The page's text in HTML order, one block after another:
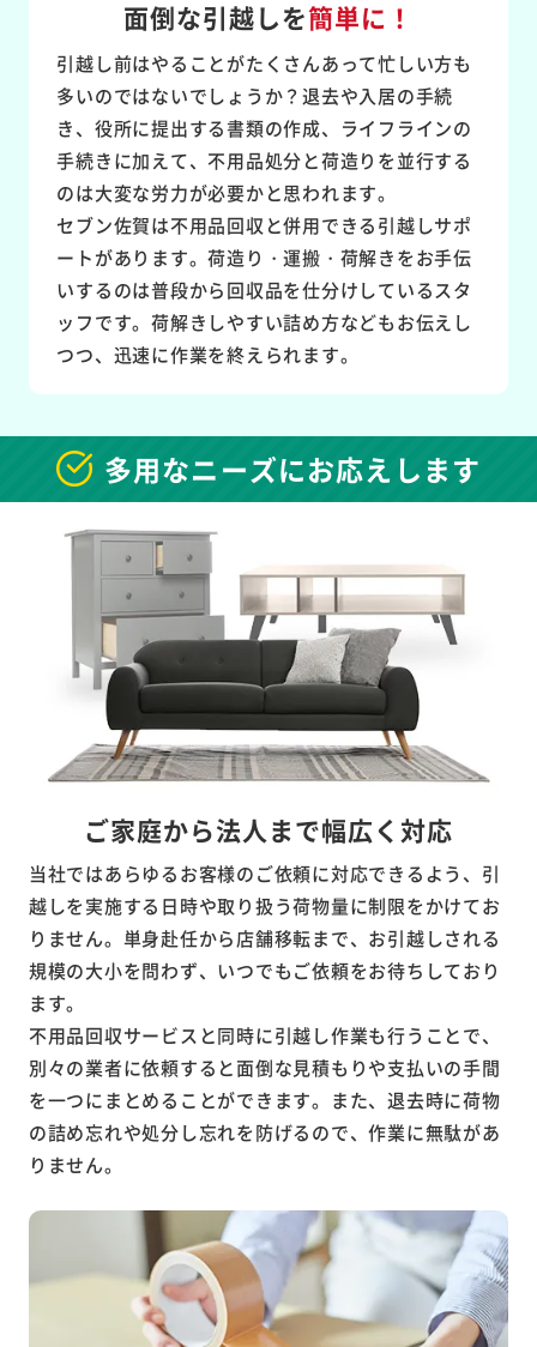
面倒な引越しを簡単に！
引越し前はやることがたくさんあって忙しい方も
多いのではないでしょうか？退去や入居の手続
き、役所に提出する書類の作成、ライフラインの
手続きに加えて、不用品処分と荷造りを並行する
のは大変な労力が必要かと思われます。
セブン佐賀は不用品回収と併用できる引越しサポ
ートがあります。荷造り・運搬・荷解きをお手伝
いするのは普段から回収品を仕分けしているスタ
ッフです。荷解きしやすい詰め方などもお伝えし
つつ、迅速に作業を終えられます。
多用なニーズにお応えします
ご家庭から法人まで幅広く対応
当社ではあらゆるお客様のご依頼に対応できるよう、引
越しを実施する日時や取り扱う荷物量に制限をかけてお
りません。単身赴任から店舗移転まで、お引越しされる
規模の大小を問わず、いつでもご依頼をお待ちしており
ます。
不用品回収サービスと同時に引越し作業も行うことで、
別々の業者に依頼すると面倒な見積もりや支払いの手間
を一つにまとめることができます。また、退去時に荷物
の詰め忘れや処分し忘れを防げるので、作業に無駄があ
りません。